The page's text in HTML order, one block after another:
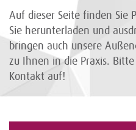
Auf dieser Seite finden Sie
Sie herunterladen und
bringen auch unsere
zu Ihnen in die Praxis.
Kontakt auf!